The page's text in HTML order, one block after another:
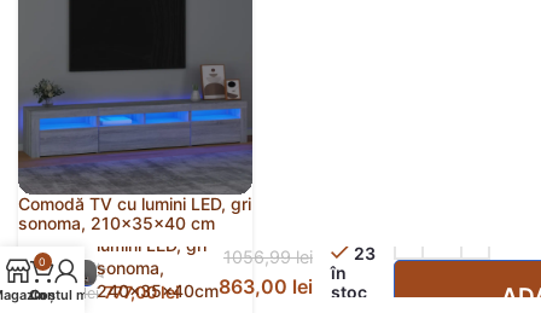
Comodă TV cu lumini LED, gri
sonoma, 210x35x40 cm
1004,99lei 777,00lei
Comodă TV cu
lumini LED, gri
sonoma,
240x35x40cm
1056,99lei
863,00 lei
23
în
stoc
0
Coș
Contul meu